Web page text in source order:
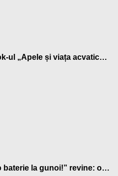
Cum au dus la clasă ebook-ul „Apele și viața acvatică” profesorii din Patrula de Reciclare
Concursul național „Nicio baterie la gunoi!” revine: o nouă ediție cu premii pentru școlile din România care contribuie la reciclarea bateriilor